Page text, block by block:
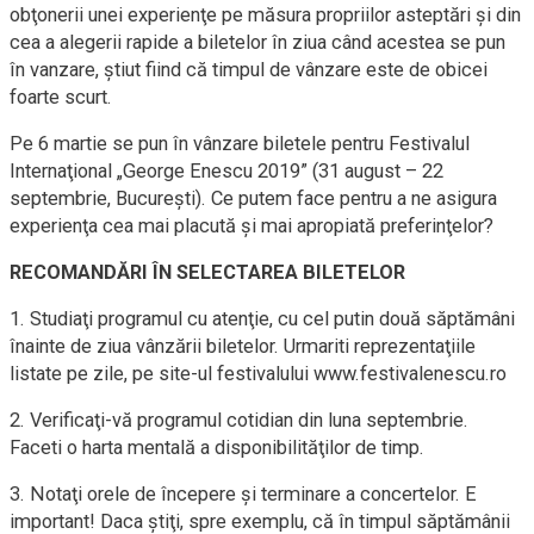
obţonerii unei experienţe pe măsura propriilor asteptări şi din
cea a alegerii rapide a biletelor în ziua când acestea se pun
în vanzare, ştiut fiind că timpul de vânzare este de obicei
foarte scurt.
Pe 6 martie se pun în vânzare biletele pentru Festivalul
Internaţional „George Enescu 2019” (31 august – 22
septembrie, Bucureşti). Ce putem face pentru a ne asigura
experienţa cea mai placută şi mai apropiată preferinţelor?
RECOMANDĂRI ÎN SELECTAREA BILETELOR
1. Studiaţi programul cu atenţie, cu cel putin două săptămâni
înainte de ziua vânzării biletelor. Urmariti reprezentaţiile
listate pe zile, pe site-ul festivalului www.festivalenescu.ro
2. Verificaţi-vă programul cotidian din luna septembrie.
Faceti o harta mentală a disponibilităţilor de timp.
3. Notaţi orele de începere şi terminare a concertelor. E
important! Daca ştiţi, spre exemplu, că în timpul săptămânii